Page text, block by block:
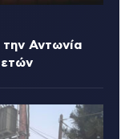
την Αντωνία